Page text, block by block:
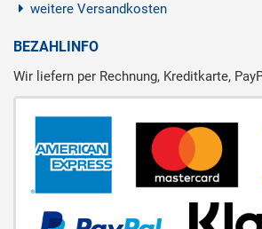
weitere Versandkosten
BEZAHLINFO
Wir liefern per Rechnung, Kreditkarte,